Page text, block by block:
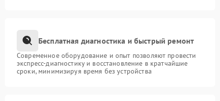
Бесплатная диагностика и быстрый ремонт
Современное оборудование и опыт позволяют провести
экспресс-диагностику и восстановление в кратчайшие
сроки, минимизируя время без устройства